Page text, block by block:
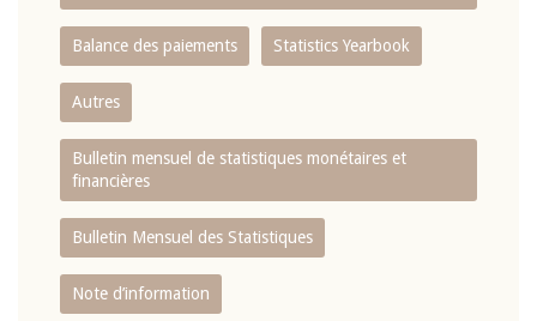
Balance des paiements Statistics Yearbook
Autres
Bulletin mensuel de statistiques monétaires et
financières
Bulletin Mensuel des Statistiques
Note d’information